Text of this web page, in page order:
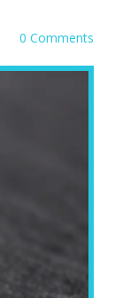
0 Comments